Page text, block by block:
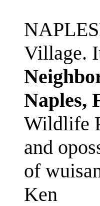
Village.
Naples,
Wildlife
and
of
Ken